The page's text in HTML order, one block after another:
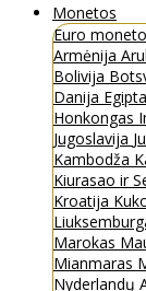
Monetos
Euro
Armėnija
Bolivija
Danija
Honkongas
Jugoslavija
Kambodža
Kiurasao ir
Kroatija
Marokas
Mianmaras
Nyderlandų